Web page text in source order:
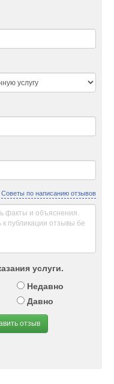
Советы по написанию отзывов
услуги.
Недавно
Давно
отзыв